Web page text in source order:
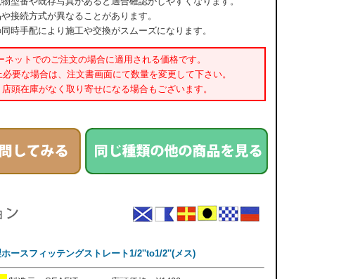
接続方式が異なることがあります。
時手配により施工や交換がスムーズになります。
ットでのご注文の場合に適用される価格です。
要な場合は、注文書画面にて数量を変更して下さい。
頭在庫がなく取り寄せになる場合もございます。
ースフィッテングストレート1/2''to1/2''(メス)